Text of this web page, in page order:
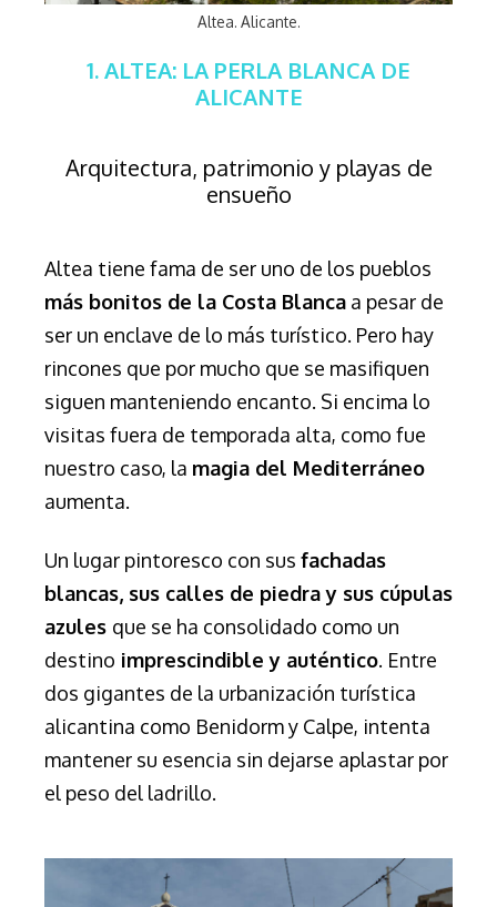
Altea. Alicante.
1. ALTEA: LA PERLA BLANCA DE
ALICANTE
Arquitectura, patrimonio y playas de
ensueño
Altea tiene fama de ser uno de los pueblos
más bonitos de la Costa Blanca a pesar de
ser un enclave de lo más turístico. Pero hay
rincones que por mucho que se masifiquen
siguen manteniendo encanto. Si encima lo
visitas fuera de temporada alta, como fue
nuestro caso, la magia del Mediterráneo
aumenta.
Un lugar pintoresco con sus fachadas
blancas, sus calles de piedra y sus cúpulas
azules que se ha consolidado como un
destino imprescindible y auténtico. Entre
dos gigantes de la urbanización turística
alicantina como Benidorm y Calpe, intenta
mantener su esencia sin dejarse aplastar por
el peso del ladrillo.